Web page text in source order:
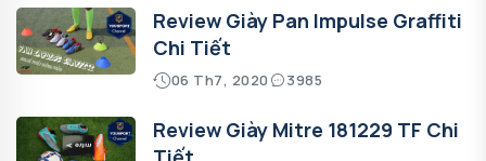
Review Giày Pan Impulse Graffiti
Chi Tiết
06 Th7, 2020 3985
Review Giày Mitre 181229 TF Chi